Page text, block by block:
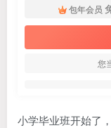
包年会员
您
小学毕业班开始了